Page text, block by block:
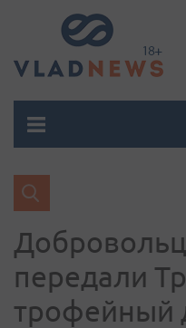
передали
трофейный